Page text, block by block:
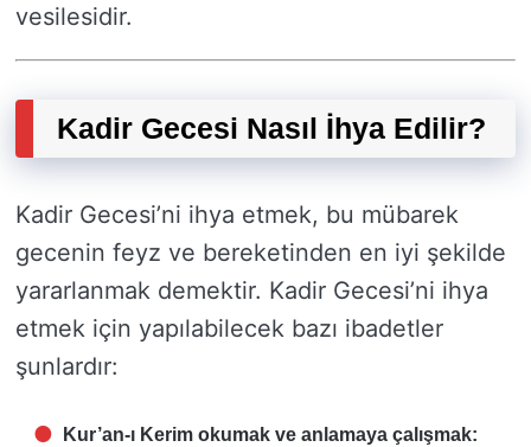
vesilesidir.
Kadir Gecesi Nasıl İhya Edilir?
Kadir Gecesi’ni ihya etmek, bu mübarek
gecenin feyz ve bereketinden en iyi şekilde
yararlanmak demektir. Kadir Gecesi’ni ihya
etmek için yapılabilecek bazı ibadetler
şunlardır:
Kur’an-ı Kerim okumak ve anlamaya çalışmak: